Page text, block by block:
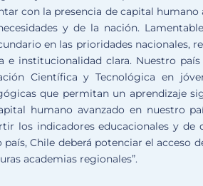
con la presencia de capital
y de la nación.
en las prioridades nacionales,
e institucionalidad clara. Nuestro
Científica y Tecnológica en
que permitan un aprendizaje
humano avanzado en nuestro
los indicadores educacionales y
Chile deberá potenciar el acceso
academias regionales”.